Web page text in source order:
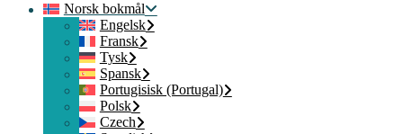
Norsk bokmål
Engelsk
Fransk
Tysk
Spansk
Portugisisk (Portugal)
Polsk
Czech